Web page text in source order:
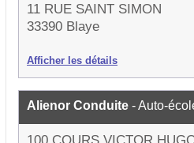
11 RUE SAINT SIMON
33390 Blaye
Afficher les détails
Alienor Conduite - Auto-